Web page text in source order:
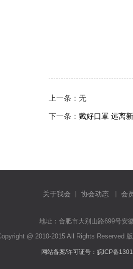
上一条：无
下一条： 戴好口罩 远离
关于我会 协会动态 会
地址：合肥市大别山路699号安
@ 2010-2015 All Rights Reserved
网站备案/许可证号：皖ICP备